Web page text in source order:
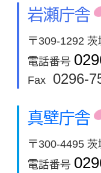
岩瀬庁舎
〒309-1292
電話番号
Fax
0296-
真壁庁舎
〒300-4495
電話番号